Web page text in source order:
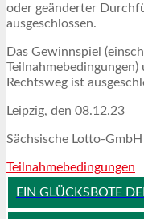
oder geänderter
ausgeschlossen.
Das Gewinnspiel
Rechtsweg ist
Leipzig, den 08.12.23
Sächsische Lotto-GmbH
Teilnahmebedingungen
EIN GLÜCKSBOTE